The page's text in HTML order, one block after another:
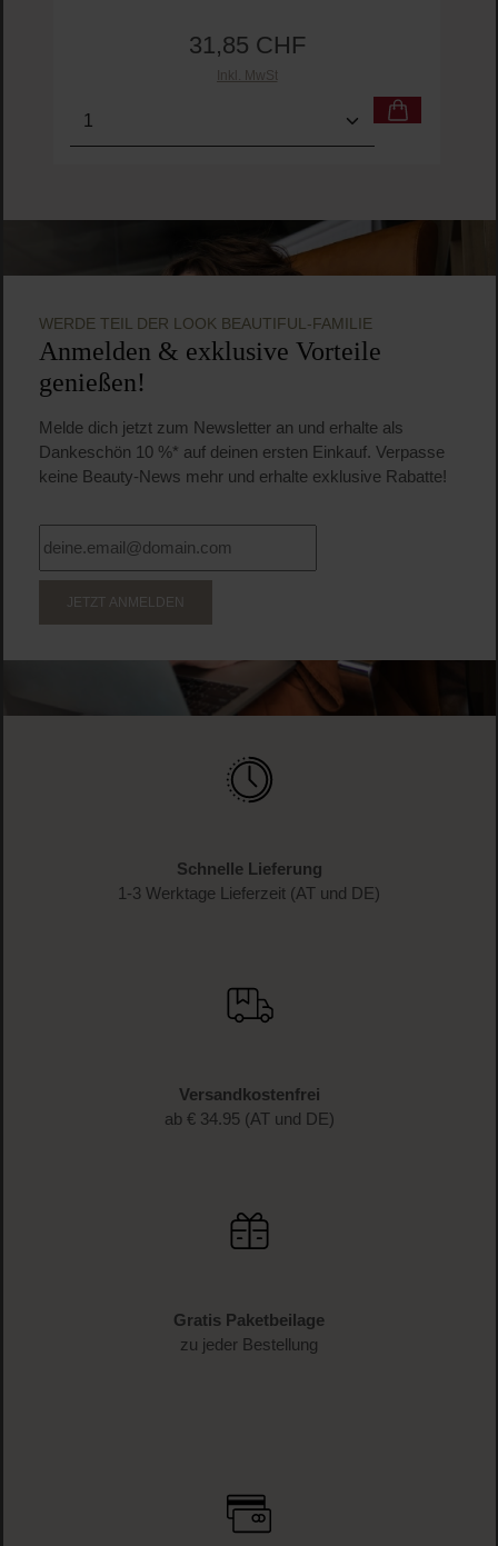
31,85 CHF
Inkl. MwSt
Produkt Anzahl: Gib den gewünschten Wert
WERDE TEIL DER LOOK BEAUTIFUL-FAMILIE
Anmelden & exklusive Vorteile
genießen!
Melde dich jetzt zum Newsletter an und erhalte als
Dankeschön 10 %* auf deinen ersten Einkauf. Verpasse
keine Beauty-News mehr und erhalte exklusive Rabatte!
JETZT ANMELDEN
Schnelle Lieferung
1-3 Werktage Lieferzeit (AT und DE)
Versandkostenfrei
ab € 34.95 (AT und DE)
Gratis Paketbeilage
zu jeder Bestellung